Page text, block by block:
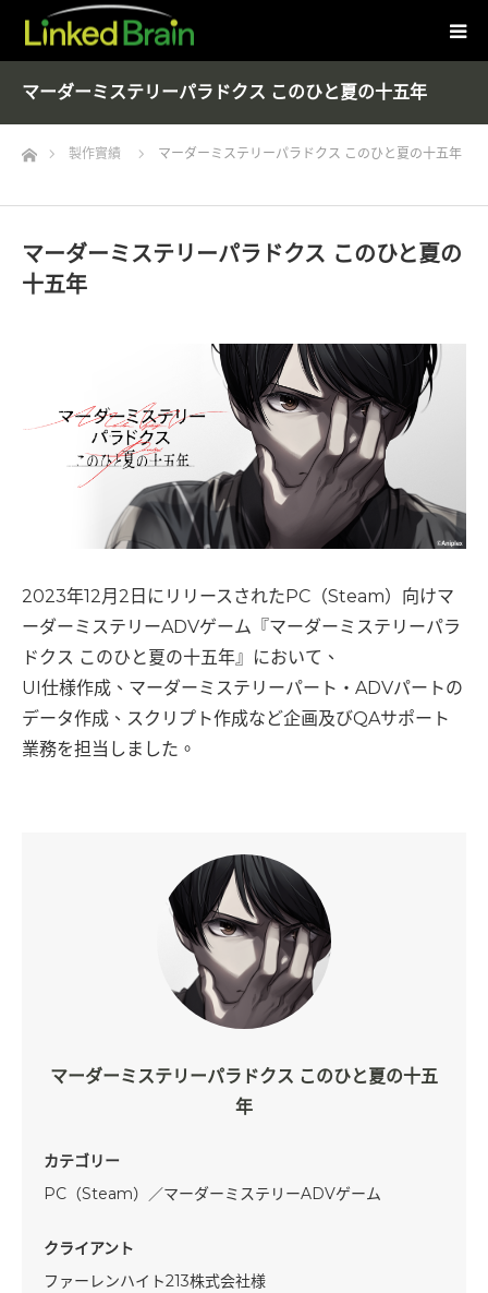
マーダーミステリーパラドクス このひと夏の十五年
Home製作實績 マーダーミステリーパラドクス このひと夏の十五年
マーダーミステリーパラドクス このひと夏の
十五年
2023年12月2日にリリースされたPC（Steam）向けマ
ーダーミステリーADVゲーム『マーダーミステリーパラ
ドクス このひと夏の十五年』において、
UI仕様作成、マーダーミステリーパート・ADVパートの
データ作成、スクリプト作成など企画及びQAサポート
業務を担当しました。
マーダーミステリーパラドクス このひと夏の十五
年
カテゴリー
PC（Steam）／マーダーミステリーADVゲーム
クライアント
ファーレンハイト213株式会社様